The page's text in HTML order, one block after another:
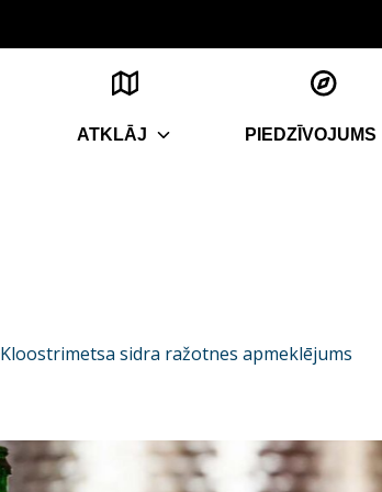
ATKLĀJ PIEDZĪVOJUMS
Kloostrimetsa sidra ražotnes apmeklējums